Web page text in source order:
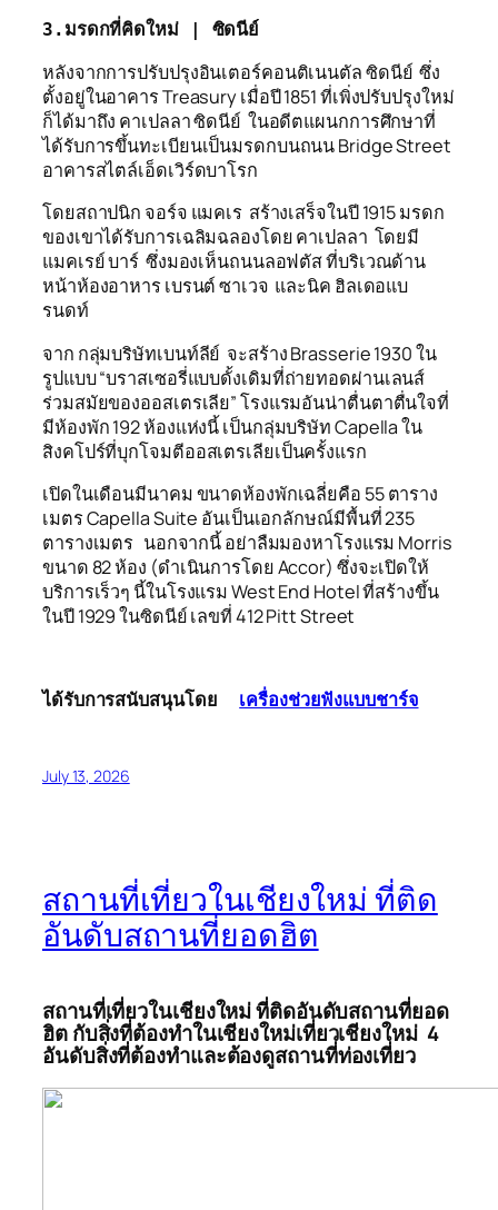
3.มรดกที่คิดใหม่ | ซิดนีย์
หลังจากการปรับปรุงอินเตอร์คอนติเนนตัล ซิดนีย์ ซึ่ง
ตั้งอยู่ในอาคาร Treasury เมื่อปี 1851 ที่เพิ่งปรับปรุงใหม่
ก็ได้มาถึง คาเปลลา ซิดนีย์ ในอดีตแผนกการศึกษาที่
ได้รับการขึ้นทะเบียนเป็นมรดกบนถนน Bridge Street
อาคารสไตล์เอ็ดเวิร์ดบาโรก
โดยสถาปนิก จอร์จ แมคเร สร้างเสร็จในปี 1915 มรดก
ของเขาได้รับการเฉลิมฉลองโดย คาเปลลา โดยมี
แมคเรย์ บาร์ ซึ่งมองเห็นถนนลอฟตัส ที่บริเวณด้าน
หน้าห้องอาหาร เบรนต์ ซาเวจ และนิค ฮิลเดอแบ
รนดท์
จาก กลุ่มบริษัทเบนท์ลีย์ จะสร้าง Brasserie 1930 ใน
รูปแบบ “บราสเซอรี่แบบดั้งเดิมที่ถ่ายทอดผ่านเลนส์
ร่วมสมัยของออสเตรเลีย” โรงแรมอันน่าตื่นตาตื่นใจที่
มีห้องพัก 192 ห้องแห่งนี้ เป็นกลุ่มบริษัท Capella ใน
สิงคโปร์ที่บุกโจมตีออสเตรเลียเป็นครั้งแรก
เปิดในเดือนมีนาคม ขนาดห้องพักเฉลี่ยคือ 55 ตาราง
เมตร Capella Suite อันเป็นเอกลักษณ์มีพื้นที่ 235
ตารางเมตร นอกจากนี้ อย่าลืมมองหาโรงแรม Morris
ขนาด 82 ห้อง (ดำเนินการโดย Accor) ซึ่งจะเปิดให้
บริการเร็วๆ นี้ในโรงแรม West End Hotel ที่สร้างขึ้น
ในปี 1929 ในซิดนีย์ เลขที่ 412 Pitt Street
ได้รับการสนับสนุนโดย เครื่องช่วยฟังแบบชาร์จ
July 13, 2026
สถานที่เที่ยวในเชียงใหม่ ที่ติด
อันดับสถานที่ยอดฮิต
สถานที่เที่ยวในเชียงใหม่ ที่ติดอันดับสถานที่ยอด
ฮิต กับสิ่งที่ต้องทำในเชียงใหม่เที่ยวเชียงใหม่ 4
อันดับสิ่งที่ต้องทำและต้องดูสถานที่ท่องเที่ยว